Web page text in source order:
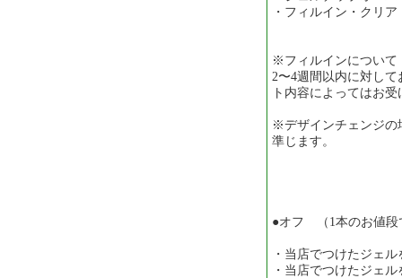
・フィルイン・
※フィルインについて
2〜4週間以内に対し
ト内容によってはお
※デザインチェンジの
準じます。
●オフ （1本のお値段
・当店でつけたジェ
・当店でつけたジェ